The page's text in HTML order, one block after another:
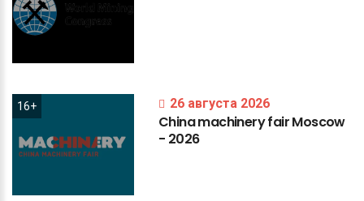
16+ 26 августа 2026
ChinamachineryfairMoscow
- 2026